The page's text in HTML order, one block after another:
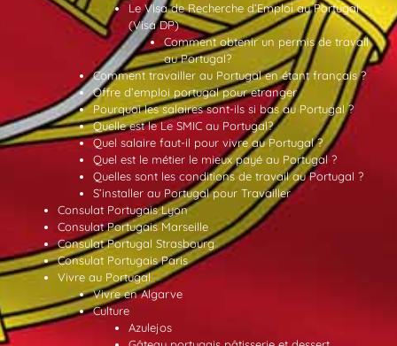
Le Visa de Recherche d’Emploi au Portugal
(Visa DP)
Comment obtenir un permis de travail
au Portugal?
Comment travailler au Portugal en étant français ?
Offre d’emploi portugal pour etranger
Pourquoi les salaires sont-ils si bas au Portugal ?
Quelle est le Le SMIC au Portugal?
Quel salaire faut-il pour vivre au Portugal ?
Quel est le métier le mieux payé au Portugal ?
Quelles sont les conditions de travail au Portugal ?
S’installer au Portugal pour Travailler
Consulat Portugais Lyon
Consulat Portugais Marseille
Consulat Portugal Strasbourg
Consulat Portugais Paris
Vivre au Portugal
Vivre en Algarve
Culture
Azulejos